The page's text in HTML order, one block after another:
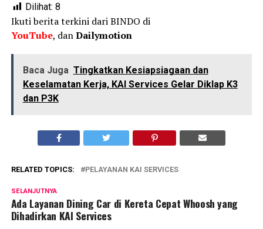
Dilihat: 8
Ikuti berita terkini dari BINDO di
YouTube, danDailymotion
Baca Juga Tingkatkan Kesiapsiagaan dan
Keselamatan Kerja, KAI Services Gelar Diklap K3
dan P3K
RELATED TOPICS: PELAYANAN KAI SERVICES
SELANJUTNYA
Ada Layanan Dining Car di Kereta Cepat Whoosh yang
Dihadirkan KAI Services